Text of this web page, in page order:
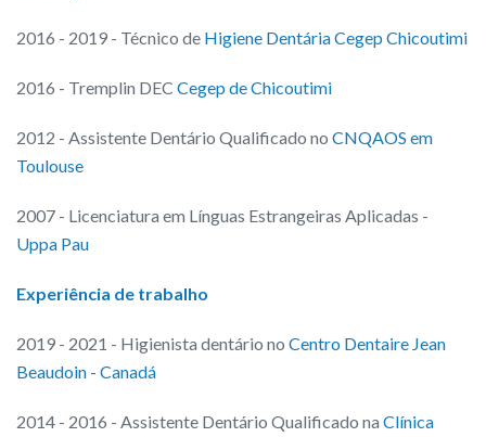
2016 - 2019 - Técnico de Higiene Dentária Cegep Chicoutimi
2016 - Tremplin DEC Cegep de Chicoutimi
2012 - Assistente Dentário Qualificado no CNQAOS em
Toulouse
2007 - Licenciatura em Línguas Estrangeiras Aplicadas -
Uppa Pau
Experiência de trabalho
2019 - 2021 - Higienista dentário no Centro Dentaire Jean
Beaudoin - Canadá
2014 - 2016 - Assistente Dentário Qualificado na Clínica